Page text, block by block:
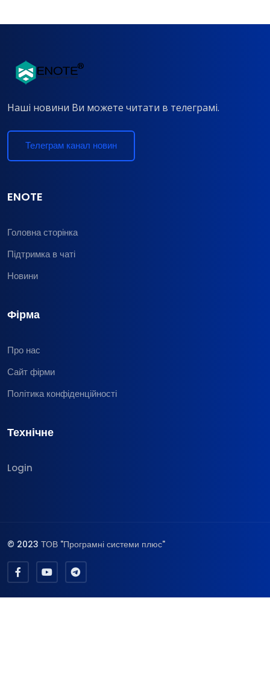
Наші новини Ви можете читати в телеграмі.
Телеграм канал новин
ENOTE
Головна сторінка
Підтримка в чаті
Новини
Фірма
Про нас
Сайт фірми
Політика конфіденційності
Технічне
Login
© 2023 ТОВ "Програмні системи плюс"